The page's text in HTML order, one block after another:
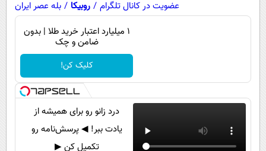
اجتماعی
حیات وحش
عضویت در کانال تلگرام / روبیکا / بله عصر ایران
۱ میلیارد اعتبار خرید طلا | بدون
ضامن و چک
کلیک کن!
درد زانو رو برای همیشه از
یادت ببر! ◀ پرسش‌نامه رو
تکمیل کن ▶